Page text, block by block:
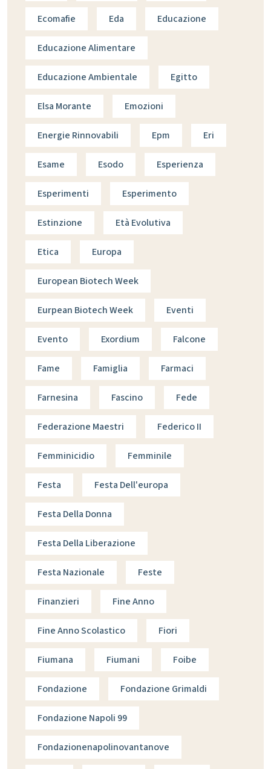
Ecomafie Eda Educazione
Educazione Alimentare
Educazione Ambientale Egitto
Elsa Morante Emozioni
Energie Rinnovabili Epm Eri
Esame Esodo Esperienza
Esperimenti Esperimento
Estinzione Età Evolutiva
Etica Europa
European Biotech Week
Eurpean Biotech Week Eventi
Evento Exordium Falcone
Fame Famiglia Farmaci
Farnesina Fascino Fede
Federazione Maestri Federico II
Femminicidio Femminile
Festa Festa Dell'europa
Festa Della Donna
Festa Della Liberazione
Festa Nazionale Feste
Finanzieri Fine Anno
Fine Anno Scolastico Fiori
Fiumana Fiumani Foibe
Fondazione Fondazione Grimaldi
Fondazione Napoli 99
Fondazionenapolinovantanove